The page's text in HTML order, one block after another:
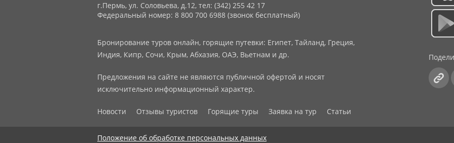
г.Пермь, ул. Соловьева, д.12, тел: (342) 255 42 17
Федеральный номер: 8 800 700 6988 (звонок бесплатный)
Бронирование туров онлайн, горящие путевки: Египет, Тайланд, Греция,
Индия, Кипр, Сочи, Крым, Абхазия, ОАЭ, Вьетнам и др.
Предложения на сайте не являются публичной офертой и носят
исключительно информационный характер.
Новости Отзывы туристов Горящие туры Заявка на тур Статьи
Положение об обработке персональных данных